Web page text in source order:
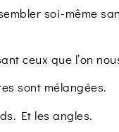
soi-même
ceux que l’on
sont mélangées.
Et les angles.